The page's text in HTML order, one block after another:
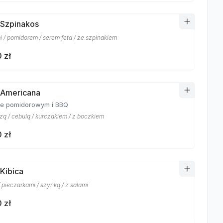
/ pomidorem / serem feta / ze szpinakiem
zł
pomidorowym i BBQ
/ cebulą / kurczakiem / z boczkiem
zł
/ szynką / z salami
zł